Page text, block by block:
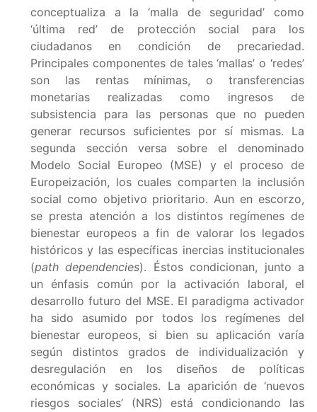
conceptualiza a la ‘malla de seguridad’ como
‘última red’ de protección social para los
ciudadanos en condición de precariedad.
Principales componentes de tales ‘mallas’ o ‘redes’
son las rentas mínimas, o transferencias
monetarias realizadas como ingresos de
subsistencia para las personas que no pueden
generar recursos suficientes por sí mismas. La
segunda sección versa sobre el denominado
Modelo Social Europeo (MSE) y el proceso de
Europeización, los cuales comparten la inclusión
social como objetivo prioritario. Aun en escorzo,
se presta atención a los distintos regímenes de
bienestar europeos a fin de valorar los legados
históricos y las específicas inercias institucionales
(path dependencies). Éstos condicionan, junto a
un énfasis común por la activación laboral, el
desarrollo futuro del MSE. El paradigma activador
ha sido asumido por todos los regímenes del
bienestar europeos, si bien su aplicación varía
según distintos grados de individualización y
desregulación en los diseños de políticas
económicas y sociales. La aparición de ‘nuevos
riesgos sociales’ (NRS) está condicionando las